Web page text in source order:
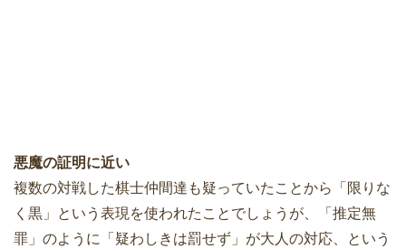
悪魔の証明に近い
複数の対戦した棋士仲間達も疑っていたことから「限りな
く黒」という表現を使われたことでしょうが、「推定無
罪」のように「疑わしきは罰せず」が大人の対応、という